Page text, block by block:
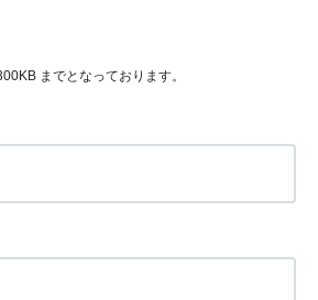
までとなっております。